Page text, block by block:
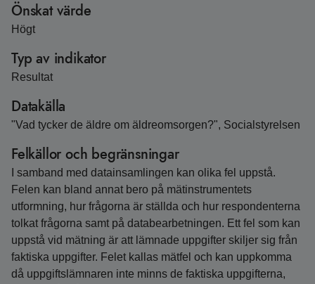
Önskat värde
Högt
Typ av indikator
Resultat
Datakälla
"Vad tycker de äldre om äldreomsorgen?", Socialstyrelsen
Felkällor och begränsningar
I samband med datainsamlingen kan olika fel uppstå.
Felen kan bland annat bero på mätinstrumentets
utformning, hur frågorna är ställda och hur respondenterna
tolkat frågorna samt på databearbetningen. Ett fel som kan
uppstå vid mätning är att lämnade uppgifter skiljer sig från
faktiska uppgifter. Felet kallas mätfel och kan uppkomma
då uppgiftslämnaren inte minns de faktiska uppgifterna,